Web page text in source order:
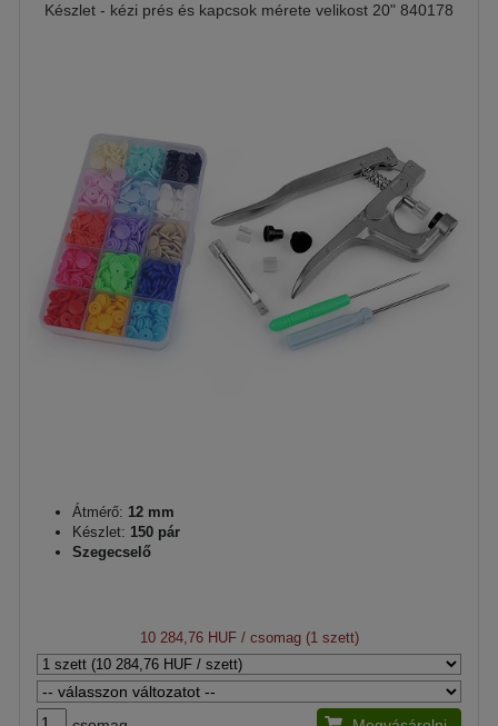
Készlet - kézi prés és kapcsok mérete velikost 20" 840178
Átmérő: 12 mm
Készlet: 150 pár
Szegecselő
10 284,76 HUF/ csomag (1 szett)